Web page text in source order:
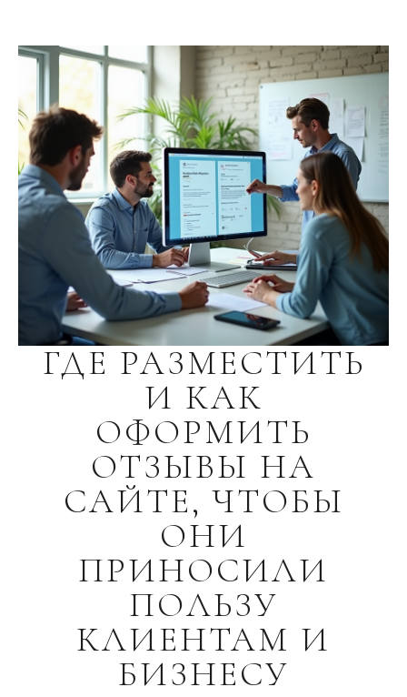
ГДЕ РАЗМЕСТИТЬ
И КАК
ОФОРМИТЬ
ОТЗЫВЫ НА
САЙТЕ, ЧТОБЫ
ОНИ
ПРИНОСИЛИ
ПОЛЬЗУ
КЛИЕНТАМ И
БИЗНЕСУ